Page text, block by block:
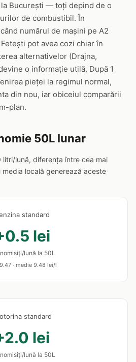
la București — toți depind de o
de combustibil. În
numărul de mașini pe A2
pot avea cozi chiar în
alternativelor (Drajna,
o informație utilă. După 1
pieței la regimul normal,
din nou, iar obiceiul comparării
plan.
50L lunar
lună, diferența între cea mai
locală generează aceste
standard
lei
lună la 50L
· medie 9.48 lei/l
standard
lei
lună la 50L